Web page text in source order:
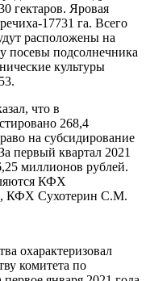
гектаров. Яровая
17731 га. Всего
расположены на
посевы подсолнечника
культуры
что в
268,4
на субсидирование
первый квартал 2021
миллионов рублей.
КФХ
КФХ Сухотерин С.М.
охарактеризовал
комитета по